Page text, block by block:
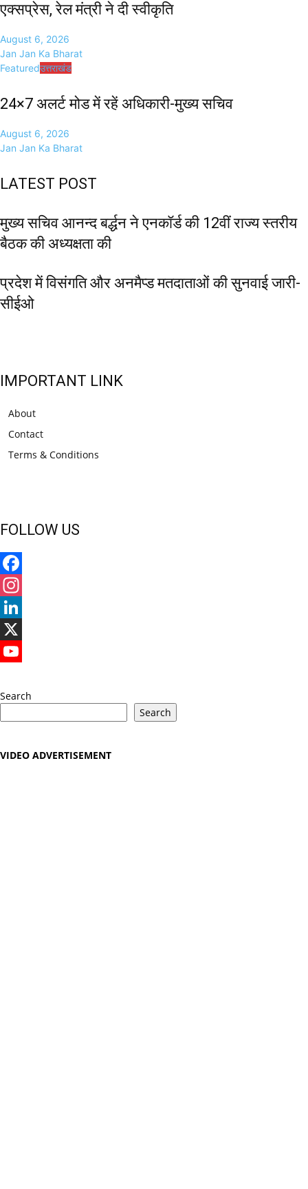
एक्सप्रेस, रेल मंत्री ने दी स्वीकृति
August 6, 2026
Jan Jan Ka Bharat
Featuredउत्तराखंड
24×7 अलर्ट मोड में रहें अधिकारी-मुख्य सचिव
August 6, 2026
Jan Jan Ka Bharat
LATEST POST
मुख्य सचिव आनन्द बर्द्धन ने एनकॉर्ड की 12वीं राज्य स्तरीय
बैठक की अध्यक्षता की
प्रदेश में विसंगति और अनमैप्ड मतदाताओं की सुनवाई जारी-
सीईओ
IMPORTANT LINK
About
Contact
Terms & Conditions
FOLLOW US
Facebook
Instagram
LinkedIn
X
Search
Search
VIDEO ADVERTISEMENT